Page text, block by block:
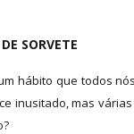
SORVETE
hábito que todos
inusitado, mas